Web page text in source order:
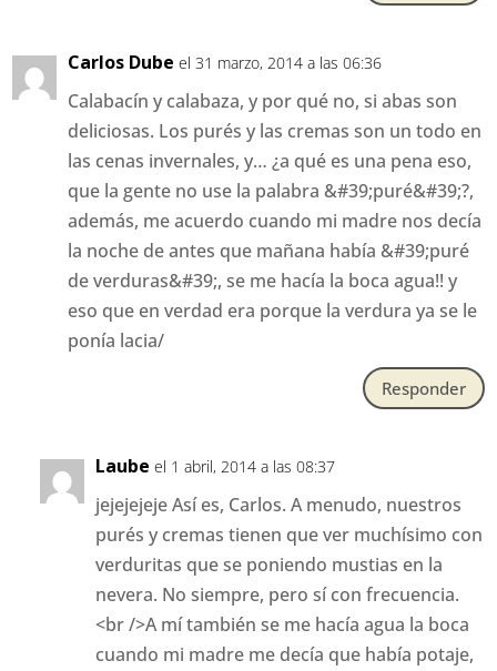
Carlos Dube el 31 marzo, 2014 a las 06:36
Calabacín y calabaza, y por qué no, si abas son
deliciosas. Los purés y las cremas son un todo en
las cenas invernales, y… ¿a qué es una pena eso,
que la gente no use la palabra &#39;puré&#39;?,
además, me acuerdo cuando mi madre nos decía
la noche de antes que mañana había &#39;puré
de verduras&#39;, se me hacía la boca agua!! y
eso que en verdad era porque la verdura ya se le
ponía lacia/
Responder
Laube el 1 abril, 2014 a las 08:37
jejejejeje Así es, Carlos. A menudo, nuestros
purés y cremas tienen que ver muchísimo con
verduritas que se poniendo mustias en la
nevera. No siempre, pero sí con frecuencia.
<br />A mí también se me hacía agua la boca
cuando mi madre me decía que había potaje,